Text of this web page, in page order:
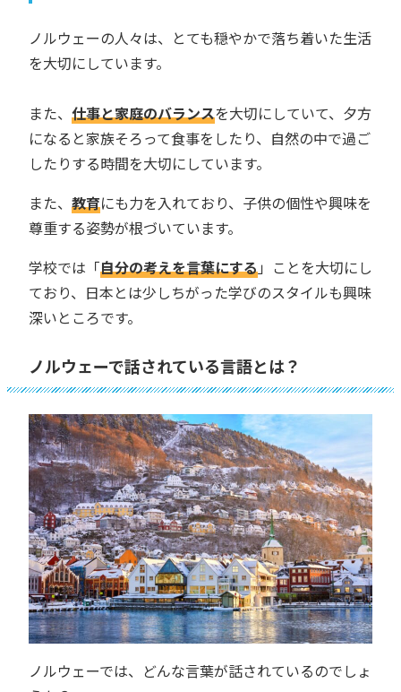
ノルウェーの人々は、とても穏やかで落ち着いた生活
を大切にしています。
また、 仕事と家庭のバランスを大切にしていて、夕方
になると家族そろって食事をしたり、自然の中で過ご
したりする時間を大切にしています。
また、 教育にも力を入れており、子供の個性や興味を
尊重する姿勢が根づいています。
学校では「自分の考えを言葉にする」ことを大切にし
ており、日本とは少しちがった学びのスタイルも興味
深いところです。
ノルウェーで話されている言語とは？
ノルウェーでは、どんな言葉が話されているのでしょ